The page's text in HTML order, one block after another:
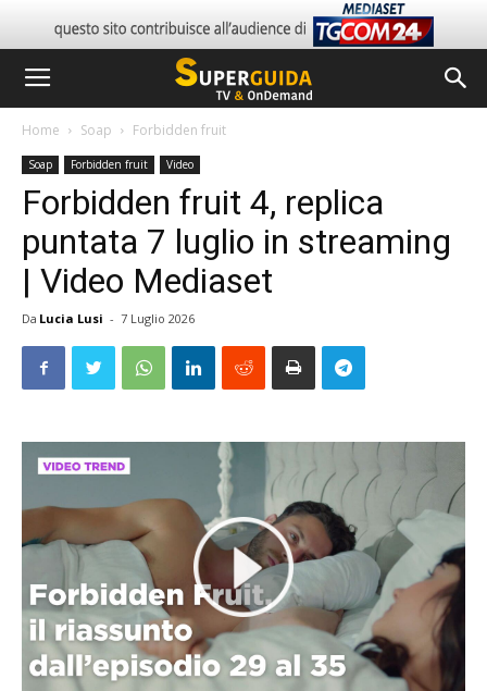
Home Soap Forbidden fruit
Soap Forbidden fruit Video
Forbidden fruit 4, replica
puntata 7 luglio in streaming
| Video Mediaset
Da Lucia Lusi - 7 Luglio 2026